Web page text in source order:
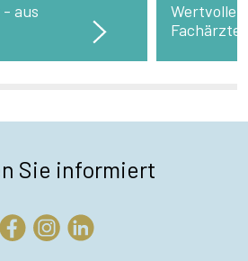
aus
Wertvolle
Sie informiert